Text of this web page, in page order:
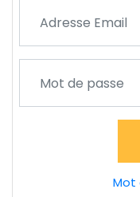
Mot